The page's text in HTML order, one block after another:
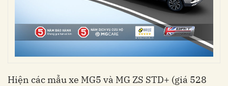
Hiện các mẫu xe MG5 và MG ZS STD+ (giá 528